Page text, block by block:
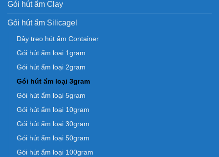
Gói hút ẩm Clay
Gói hút ẩm Silicagel
Dây treo hút ẩm Container
Gói hút ẩm loại 1gram
Gói hút ẩm loại 2gram
Gói hút ẩm loại 3gram
Gói hút ẩm loại 5gram
Gói hút ẩm loại 10gram
Gói hút ẩm loại 30gram
Gói hút ẩm loại 50gram
Gói hút ẩm loại 100gram